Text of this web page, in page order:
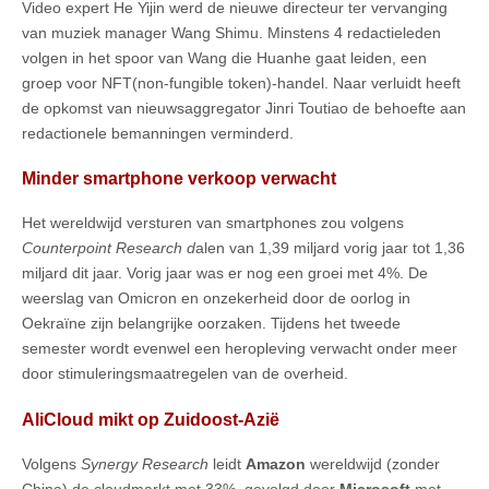
Video expert He Yijin werd de nieuwe directeur ter vervanging
van muziek manager Wang Shimu. Minstens 4 redactieleden
volgen in het spoor van Wang die Huanhe gaat leiden, een
groep voor NFT(non-fungible token)-handel. Naar verluidt heeft
de opkomst van nieuwsaggregator Jinri Toutiao de behoefte aan
redactionele bemanningen verminderd.
Minder smartphone verkoop verwacht
Het wereldwijd versturen van smartphones zou volgens
Counterpoint Research dalen van 1,39 miljard vorig jaar tot 1,36
miljard dit jaar. Vorig jaar was er nog een groei met 4%. De
weerslag van Omicron en onzekerheid door de oorlog in
Oekraïne zijn belangrijke oorzaken. Tijdens het tweede
semester wordt evenwel een heropleving verwacht onder meer
door stimuleringsmaatregelen van de overheid.
AliCloud mikt op Zuidoost-Azië
Volgens Synergy Research leidt Amazon wereldwijd (zonder